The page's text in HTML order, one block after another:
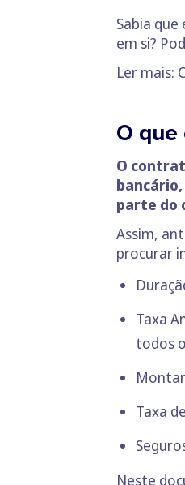
Sabia
em si?
Ler mais:
O
O
parte do
Assim,
procurar
Taxa
todos
Taxa
Neste